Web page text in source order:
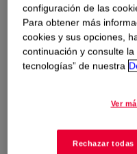
Aqueous, BTEX
Xylene) -free silicone
for leather finishing.
however, it is generally
configuración de las
Para obtener más
cookies y sus opciones,
continuación y consulte
tecnologías” de nuestra
Ver
Rechazar todas